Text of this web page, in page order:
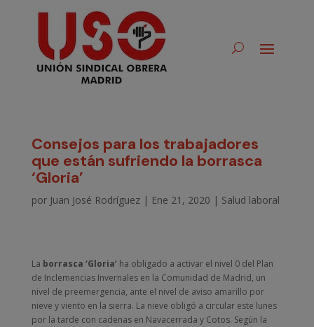
Consejos para los trabajadores
que están sufriendo la borrasca
‘Gloria’
por Juan José Rodríguez| Ene 21, 2020 | Salud laboral
La borrasca ‘Gloria’ha obligado a activar el nivel 0 del Plan
de Inclemencias Invernales en la Comunidad de Madrid, un
nivel de preemergencia, ante el nivel de aviso amarillo por
nieve y viento en la sierra. La nieve obligó a circular este lunes
por la tarde con cadenas en Navacerrada y Cotos. Según la